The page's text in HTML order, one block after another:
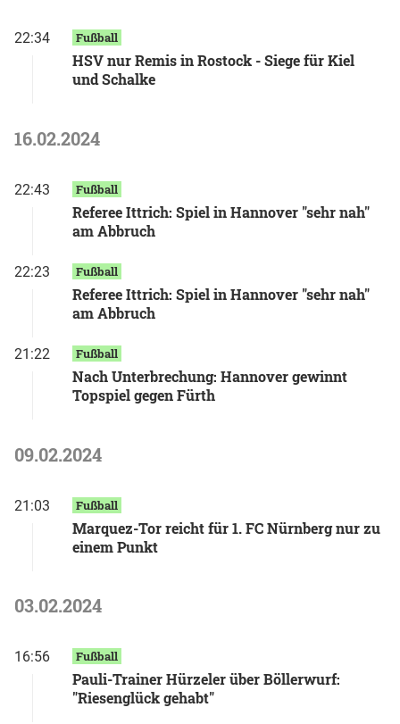
22:34 Fußball
HSV nur Remis in Rostock - Siege für Kiel
und Schalke
16.02.2024
22:43 Fußball
Referee Ittrich: Spiel in Hannover "sehr nah"
am Abbruch
22:23 Fußball
Referee Ittrich: Spiel in Hannover "sehr nah"
am Abbruch
21:22 Fußball
Nach Unterbrechung: Hannover gewinnt
Topspiel gegen Fürth
09.02.2024
21:03 Fußball
Marquez-Tor reicht für 1. FC Nürnberg nur zu
einem Punkt
03.02.2024
16:56 Fußball
Pauli-Trainer Hürzeler über Böllerwurf:
"Riesenglück gehabt"